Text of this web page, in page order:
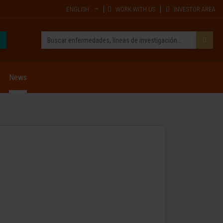
ENGLISH WORK WITH US INVESTOR AREA
News